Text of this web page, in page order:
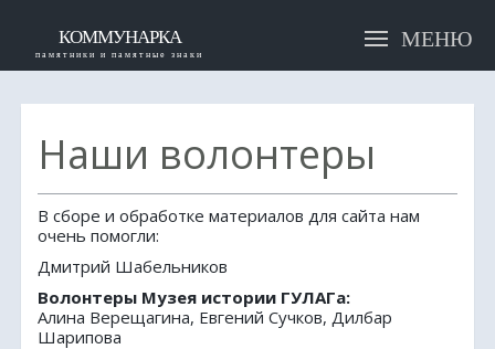
КОММУНАРКА
памятники и памятные знаки
ПАМЯТНИКИ
ИМЕНА
СТАТЬИ
КАК ДОБРАТЬСЯ
Наши волонтеры
В сборе и обработке материалов для сайта нам
очень помогли:
Дмитрий Шабельников
Волонтеры Музея истории ГУЛАГа:
Алина Верещагина, Евгений Сучков, Дилбар
Шарипова